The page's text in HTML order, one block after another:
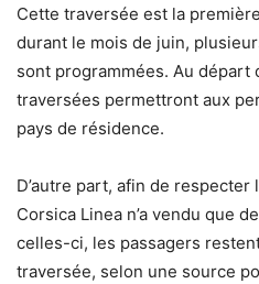
Cette traversée est la
durant le mois de juin,
sont programmées. Au départ
traversées permettront aux
pays de résidence.
D’autre part, afin de
Corsica Linea n’a vendu que
celles-ci, les passagers
traversée, selon une source